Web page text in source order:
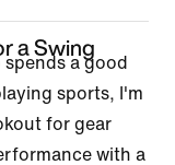
a Swinga good
sports, I'm
for gear
with a